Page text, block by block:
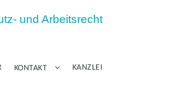
und Arbeitsrecht
KONTAKT KANZLEI